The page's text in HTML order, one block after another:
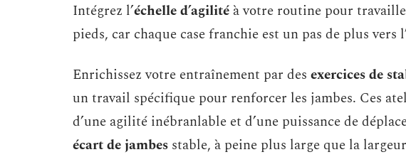
Intégrez l’échelle d’agilité à votre routine pour
pieds, car chaque case franchie est un pas de plus vers
Enrichissez votre entraînement par des exercices de
un travail spécifique pour renforcer les jambes. Ces
d’une agilité inébranlable et d’une puissance de
écart de jambes stable, à peine plus large que la